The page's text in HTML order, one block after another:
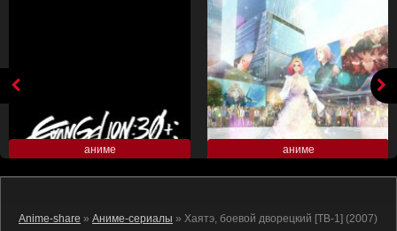
аниме аниме
Anime-share » Аниме-сериалы » Хаятэ, боевой дворецкий [ТВ-1] (2007)